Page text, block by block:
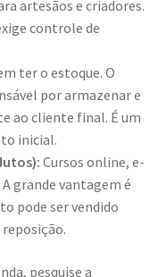
artesãos e criadores.
controle de
ter o estoque. O
por armazenar e
ao cliente final. É um
inicial.
Cursos online, e-
grande vantagem é
pode ser vendido
pesquise a